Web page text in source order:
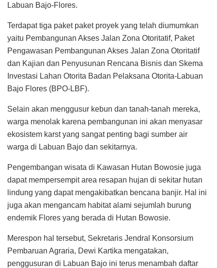
Labuan Bajo-Flores.
Terdapat tiga paket paket proyek yang telah diumumkan
yaitu Pembangunan Akses Jalan Zona Otoritatif, Paket
Pengawasan Pembangunan Akses Jalan Zona Otoritatif
dan Kajian dan Penyusunan Rencana Bisnis dan Skema
Investasi Lahan Otorita Badan Pelaksana Otorita-Labuan
Bajo Flores (BPO-LBF).
Selain akan menggusur kebun dan tanah-tanah mereka,
warga menolak karena pembangunan ini akan menyasar
ekosistem karst yang sangat penting bagi sumber air
warga di Labuan Bajo dan sekitarnya.
Pengembangan wisata di Kawasan Hutan Bowosie juga
dapat mempersempit area resapan hujan di sekitar hutan
lindung yang dapat mengakibatkan bencana banjir. Hal ini
juga akan mengancam habitat alami sejumlah burung
endemik Flores yang berada di Hutan Bowosie.
Merespon hal tersebut, Sekretaris Jendral Konsorsium
Pembaruan Agraria, Dewi Kartika mengatakan,
penggusuran di Labuan Bajo ini terus menambah daftar